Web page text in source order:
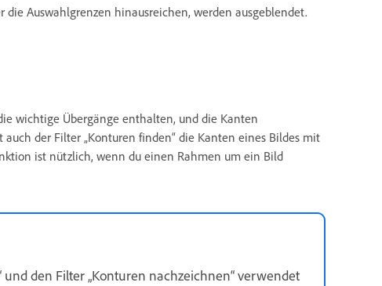
die Auswahlgrenzen hinausreichen, werden ausgeblendet.
wichtige Übergänge enthalten, und die Kanten
der Filter „Konturen finden“ die Kanten eines Bildes mit
ist nützlich, wenn du einen Rahmen um ein Bild
den Filter „Konturen nachzeichnen“ verwendet